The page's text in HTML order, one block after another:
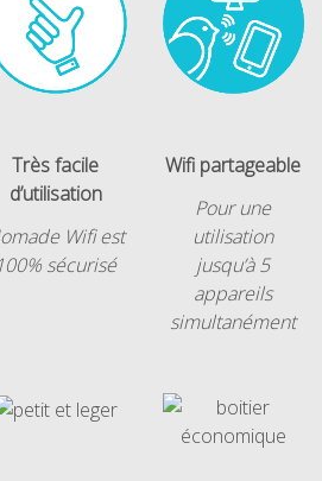
Très facile
d’utilisation
Wifi est
100% sécurisé
Wifi partageable
Pour une
utilisation
jusqu’à 5
appareils
simultanément